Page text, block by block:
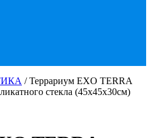
/ Террариум EXO TERRA
стекла (45х45х30см)